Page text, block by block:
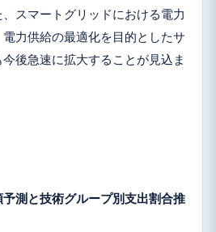
スマートグリッドにおける電力
力供給の最適化を目的としたサ
後急速に拡大することが見込ま
測と技術グループ別支出割合推